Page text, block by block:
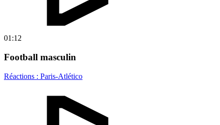
01:12
Football masculin
Réactions : Paris-Atlético